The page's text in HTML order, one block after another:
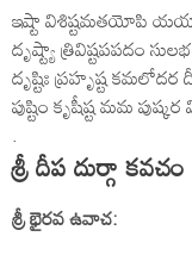
ఇష్టా విశిష్టమతయోపి
దృష్ట్యా త్రివిష్టపపదం
దృష్టిః ప్రహృష్ట కమలోదర
పుష్టిం కృషీష్ట మమ
.
శ్రీ దీప దుర్గా కవచం
శ్రీ భైరవ ఉవాచ: